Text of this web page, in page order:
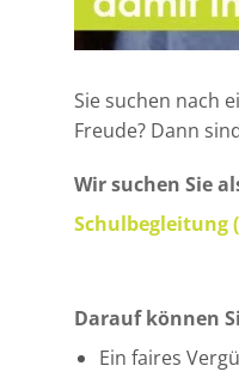
Sie suchen nach
Freude? Dann
Wir suchen Sie
Schulbegleitung
Darauf können
Ein faires